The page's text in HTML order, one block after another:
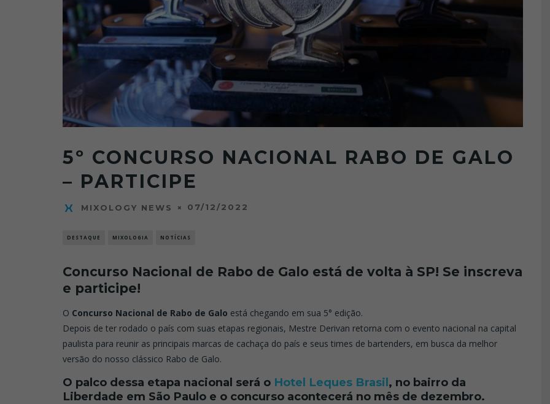
5º CONCURSO NACIONAL RABO DE GALO
– PARTICIPE
MIXOLOGY NEWS 07/12/2022
DESTAQUE MIXOLOGIA NOTÍCIAS
Concurso Nacional de Rabo de Galo está de volta à SP! Se inscreva
e participe!
O Concurso Nacional de Rabo de Galo está chegando em sua 5° edição.
Depois de ter rodado o país com suas etapas regionais, Mestre Derivan retorna com o evento nacional na capital
paulista para reunir as principais marcas de cachaça do país e seus times de bartenders, em busca da melhor
versão do nosso clássico Rabo de Galo.
O palco dessa etapa nacional será o Hotel Leques Brasil, no bairro da
Liberdade em São Paulo e o concurso acontecerá no mês de dezembro.